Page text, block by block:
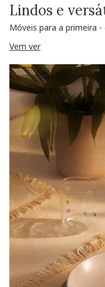
Lindos e
Móveis para a primeira
Vem ver